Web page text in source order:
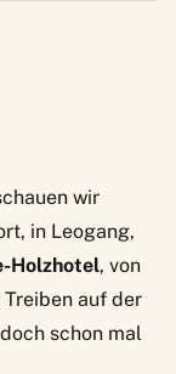
wir
in Leogang,
Holzhotel, von
auf der
schon mal